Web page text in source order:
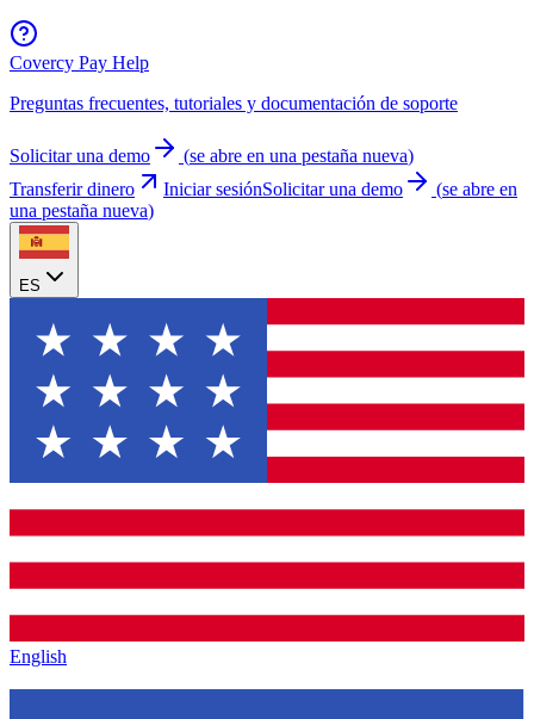
Covercy Pay Help
Preguntas frecuentes, tutoriales y documentación de soporte
Solicitar una demo (se abre en una pestaña nueva)
Transferir dinero
Iniciar sesiónSolicitar una demo (se abre en
una pestaña nueva)
ES
English